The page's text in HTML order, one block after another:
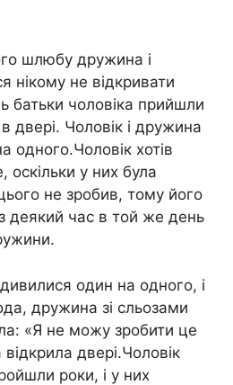
шлюбу дружина і
нікому не відкривати
батьки чоловіка прийшли
двері. Чоловік і дружина
одного.Чоловік хотів
оскільки у них була
не зробив, тому його
деякий час в той же день
один на одного, і
дружина зі сльозами
«Я не можу зробити це
двері.Чоловік
роки, і у них